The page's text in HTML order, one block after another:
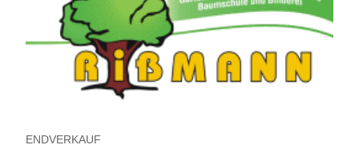
ENDVERKAUF